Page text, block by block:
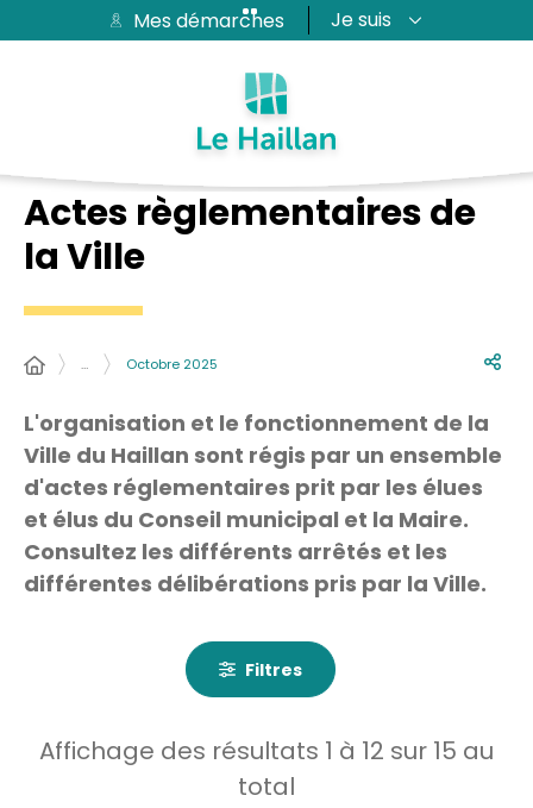
Aide et accessibilité
Passer au menu
Passer au contenuMes démarches Je suis
Actes règlementaires de
la Ville
… Octobre 2025
L'organisation et le fonctionnement de la
Ville du Haillan sont régis par un ensemble
d'actes réglementaires prit par les élues
et élus du Conseil municipal et la Maire.
Consultez les différents arrêtés et les
différentes délibérations pris par la Ville.
Filtres
Affichage des résultats 1 à 12 sur 15 au
total